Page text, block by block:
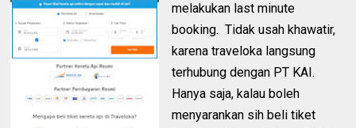
melakukan last minute
booking. Tidak usah khawatir,
karena traveloka langsung
terhubung dengan PT KAI.
Hanya saja, kalau boleh
menyarankan sih beli tiket